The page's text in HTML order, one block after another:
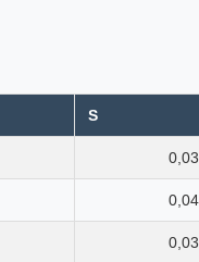
S